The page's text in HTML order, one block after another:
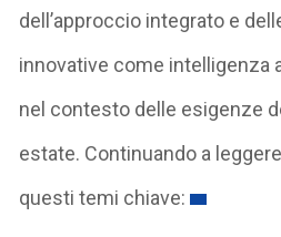
dell’approccio integrato e
innovative come intelligenza
nel contesto delle esigenze
estate. Continuando a
questi temi chiave: